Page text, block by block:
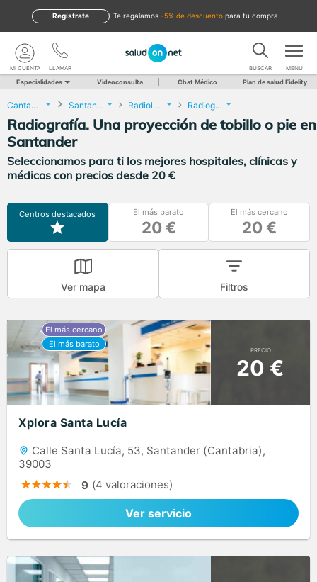
te regalamos -5% de descuento para tu compra
Regístrate
LLAMAR
MI CUENTA BUSCAR MENU
Especialidades Videoconsulta Chat Médico Plan de salud Fidelity
Cantabria Santander Radiología Radiografía. Una proyección de tobillo o pie
Radiografía. Una proyección de tobillo o pie en
Santander
Seleccionamos para ti los mejores hospitales, clínicas y
médicos con precios desde 20 €
Centros destacados El más barato
20 €
El más cercano
20 €
Ver mapa Filtros
PRECIO
20 €
Xplora Santa Lucía
Calle Santa Lucía, 53, Santander (Cantabria),
39003
9 (4 valoraciones)
Ver servicio